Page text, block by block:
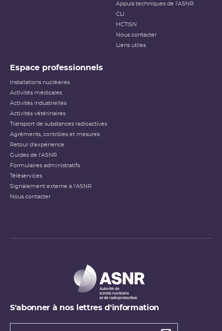
Appuis techniques de l'ASNR
CLI
HCTISN
Nous contacter
Liens utiles
Espace professionnels
Installations nucléaires
Activités médicales
Activités industrielles
Activités vétérinaires
Transport de substances radioactives
Agréments, contrôles et mesures
Retour d'expérience
Guides de l'ASNR
Formulaires administratifs
Téléservices
Signalement externe à l'ASNR
Nous contacter
S'abonner à nos lettres d'information
Types de